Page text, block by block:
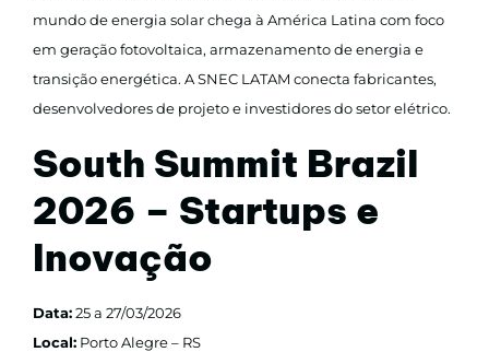
mundo de energia solar chega à América Latina com foco
em geração fotovoltaica, armazenamento de energia e
transição energética. A SNEC LATAM conecta fabricantes,
desenvolvedores de projeto e investidores do setor elétrico.
South Summit Brazil
2026 – Startups e
Inovação
Data:25 a 27/03/2026
Local: Porto Alegre – RS